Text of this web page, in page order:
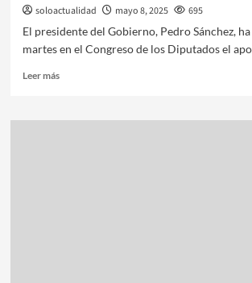
soloactualidad mayo 8, 2025
695
El presidente del Gobierno, Pedro Sánchez,
martes en el Congreso de los Diputados el
Leer más